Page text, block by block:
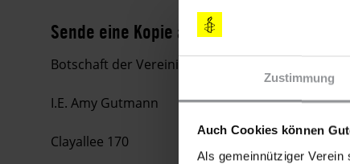
Zustimmung
Auch Cookies können
Als gemeinnütziger Verein
Sende eine Kopie an
Botschaft der Vereinigten Staaten von Amerika
I.E. Amy Gutmann
Clayallee 170